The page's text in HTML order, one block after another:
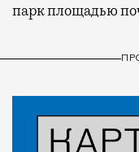
парк площадью